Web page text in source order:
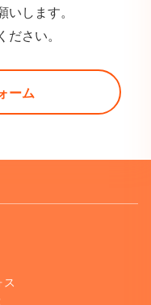
します。
さい。
ーム